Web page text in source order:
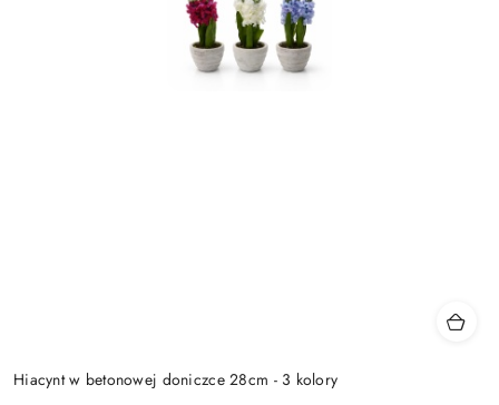
Hiacynt w betonowej doniczce 28cm - 3 kolory